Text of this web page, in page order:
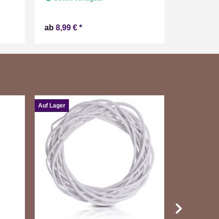
Zeitschaltuhr Flacker Technik Timer
ab 8,99 € *
Auf Lager